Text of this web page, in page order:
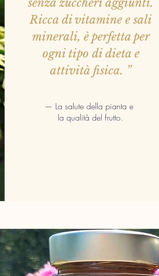
senza zuccheri aggiunti.
Ricca di vitamine e sali
minerali, è perfetta per
ogni tipo di dieta e
attività fisica. ”
— La salute della pianta e
la qualità del frutto.